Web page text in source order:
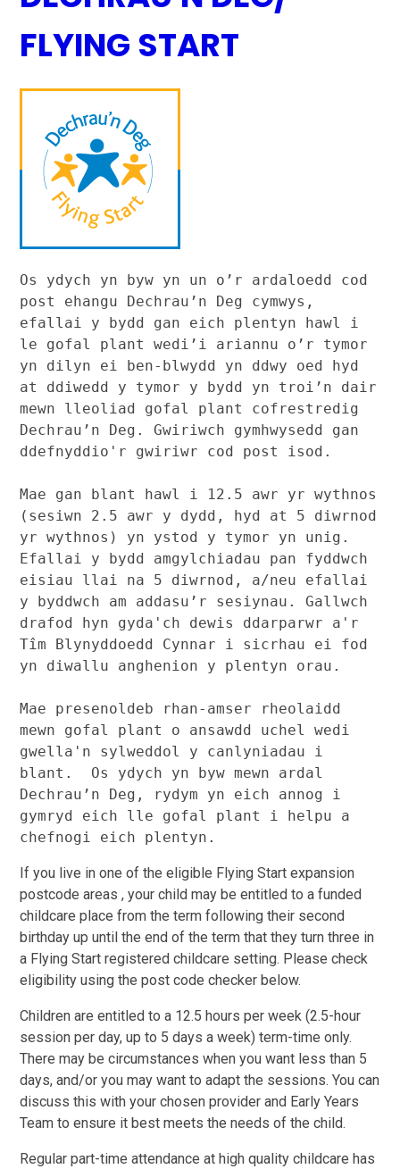
FLYING START
Os ydych yn byw yn un o’r ardaloedd cod
post ehangu Dechrau’n Deg cymwys,
efallai y bydd gan eich plentyn hawl i
le gofal plant wedi’i ariannu o’r tymor
yn dilyn ei ben-blwydd yn ddwy oed hyd
at ddiwedd y tymor y bydd yn troi’n dair
mewn lleoliad gofal plant cofrestredig
Dechrau’n Deg. Gwiriwch gymhwysedd gan
ddefnyddio'r gwiriwr cod post isod.
Mae gan blant hawl i 12.5 awr yr wythnos
(sesiwn 2.5 awr y dydd, hyd at 5 diwrnod
yr wythnos) yn ystod y tymor yn unig.
Efallai y bydd amgylchiadau pan fyddwch
eisiau llai na 5 diwrnod, a/neu efallai
y byddwch am addasu’r sesiynau. Gallwch
drafod hyn gyda'ch dewis ddarparwr a'r
Tîm Blynyddoedd Cynnar i sicrhau ei fod
yn diwallu anghenion y plentyn orau.
Mae presenoldeb rhan-amser rheolaidd
mewn gofal plant o ansawdd uchel wedi
gwella'n sylweddol y canlyniadau i
blant.  Os ydych yn byw mewn ardal
Dechrau’n Deg, rydym yn eich annog i
gymryd eich lle gofal plant i helpu a
chefnogi eich plentyn.
If you live in one of the eligible Flying Start expansion
postcode areas , your child may be entitled to a funded
childcare place from the term following their second
birthday up until the end of the term that they turn three in
a Flying Start registered childcare setting. Please check
eligibility using the post code checker below.
Children are entitled to a 12.5 hours per week (2.5-hour
session per day, up to 5 days a week) term-time only.
There may be circumstances when you want less than 5
days, and/or you may want to adapt the sessions. You can
discuss this with your chosen provider and Early Years
Team to ensure it best meets the needs of the child.
Regular part-time attendance at high quality childcare has